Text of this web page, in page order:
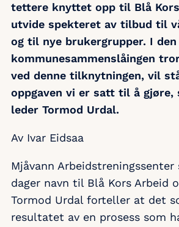
tettere knyttet opp til Blå
utvide spekteret av tilbud til
og til nye brukergrupper. I
kommunesammenslåingen
ved denne tilknytningen, vil
oppgaven vi er satt til å gjøre,
leder Tormod Urdal.
Av Ivar Eidsaa
Mjåvann
dager navn til Blå Kors Arbeid
Tormod Urdal forteller at det
resultatet av en prosess som